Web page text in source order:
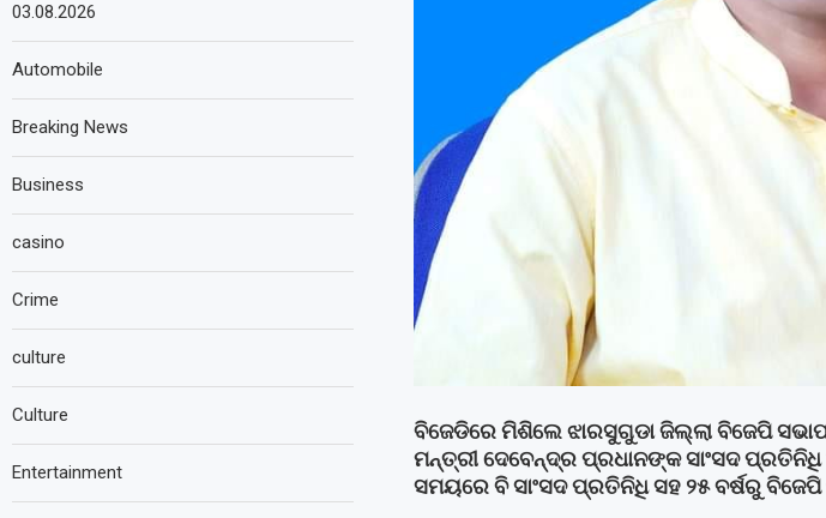
ବିଜେଡିରେ ମିଶିଲେ ଝାରସୁଗୁଡା ଜିଲ୍ଲା ବିଜେପି
ମନ୍ତ୍ରୀ ଦେବେନ୍ଦ୍ର ପ୍ରଧାନଙ୍କ ସାଂସଦ ପ୍ରତିନିଧି
ସମୟରେ ବି ସାଂସଦ ପ୍ରତିନିଧି ସହ ୨୫ ବର୍ଷରୁ
03.08.2026
Automobile
Breaking News
Business
casino
Crime
culture
Culture
Entertainment